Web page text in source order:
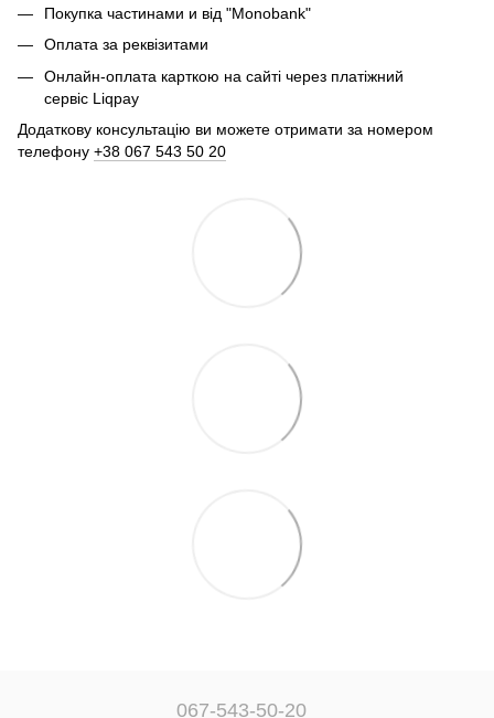
Покупка частинами и від "Monobank"
Оплата за реквізитами
Онлайн-оплата карткою на сайті через платіжний
сервіс Liqpay
Додаткову консультацію ви можете отримати за номером
телефону +38 067 543 50 20
067-543-50-20